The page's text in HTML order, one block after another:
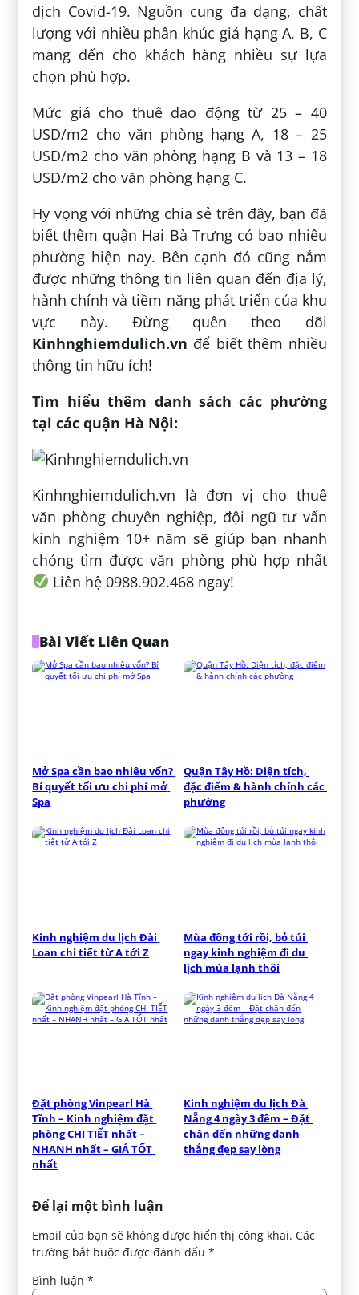
dịch Covid-19. Nguồn cung đa dạng, chất
lượng với nhiều phân khúc giá hạng A, B, C
mang đến cho khách hàng nhiều sự lựa
chọn phù hợp.
Mức giá cho thuê dao động từ 25 – 40
USD/m2 cho văn phòng hạng A, 18 – 25
USD/m2 cho văn phòng hạng B và 13 – 18
USD/m2 cho văn phòng hạng C.
Hy vọng với những chia sẻ trên đây, bạn đã
biết thêm quận Hai Bà Trưng có bao nhiêu
phường hiện nay. Bên cạnh đó cũng nắm
được những thông tin liên quan đến địa lý,
hành chính và tiềm năng phát triển của khu
vực này. Đừng quên theo dõi
Kinhnghiemdulich.vn để biết thêm nhiều
thông tin hữu ích!
Tìm hiểu thêm danh sách các phường
tại các quận Hà Nội:
Kinhnghiemdulich.vn là đơn vị cho thuê
văn phòng chuyên nghiệp, đội ngũ tư vấn
kinh nghiệm 10+ năm sẽ giúp bạn nhanh
chóng tìm được văn phòng phù hợp nhất
Liên hệ 0988.902.468 ngay!
Bài Viết Liên Quan
Mở Spa cần bao nhiêu vốn?
Bí quyết tối ưu chi phí mở
Spa
Quận Tây Hồ: Diện tích,
đặc điểm & hành chính các
phường
Kinh nghiệm du lịch Đài
Loan chi tiết từ A tới Z
Mùa đông tới rồi, bỏ túi
ngay kinh nghiệm đi du
lịch mùa lạnh thôi
Đặt phòng Vinpearl Hà
Tĩnh – Kinh nghiệm đặt
phòng CHI TIẾT nhất –
NHANH nhất – GIÁ TỐT
nhất
Kinh nghiệm du lịch Đà
Nẵng 4 ngày 3 đêm – Đặt
chân đến những danh
thắng đẹp say lòng
Để lại một bình luận
Email của bạn sẽ không được hiển thị công khai. Các
trường bắt buộc được đánh dấu*
Bình luận*